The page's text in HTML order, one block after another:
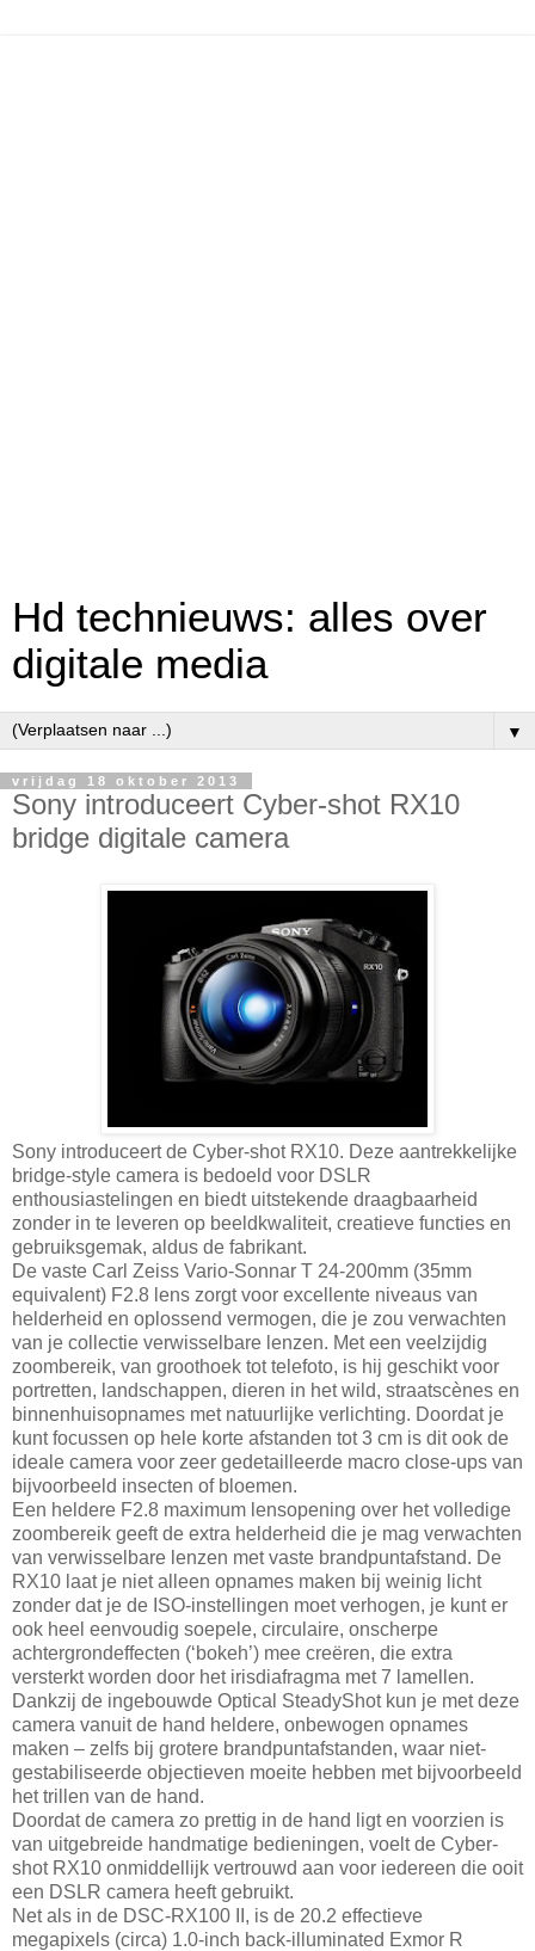
Hd technieuws: alles over
digitale media
▼
vrijdag 18 oktober 2013
Sony introduceert Cyber-shot RX10
bridge digitale camera
Sony introduceert de Cyber-shot RX10. Deze aantrekkelijke
bridge-style camera is bedoeld voor DSLR
enthousiastelingen en biedt uitstekende draagbaarheid
zonder in te leveren op beeldkwaliteit, creatieve functies en
gebruiksgemak, aldus de fabrikant.
De vaste Carl Zeiss Vario-Sonnar T 24-200mm (35mm
equivalent) F2.8 lens zorgt voor excellente niveaus van
helderheid en oplossend vermogen, die je zou verwachten
van je collectie verwisselbare lenzen. Met een veelzijdig
zoombereik, van groothoek tot telefoto, is hij geschikt voor
portretten, landschappen, dieren in het wild, straatscènes en
binnenhuisopnames met natuurlijke verlichting. Doordat je
kunt focussen op hele korte afstanden tot 3 cm is dit ook de
ideale camera voor zeer gedetailleerde macro close-ups van
bijvoorbeeld insecten of bloemen.
Een heldere F2.8 maximum lensopening over het volledige
zoombereik geeft de extra helderheid die je mag verwachten
van verwisselbare lenzen met vaste brandpuntafstand. De
RX10 laat je niet alleen opnames maken bij weinig licht
zonder dat je de ISO-instellingen moet verhogen, je kunt er
ook heel eenvoudig soepele, circulaire, onscherpe
achtergrondeffecten (‘bokeh’) mee creëren, die extra
versterkt worden door het irisdiafragma met 7 lamellen.
Dankzij de ingebouwde Optical SteadyShot kun je met deze
camera vanuit de hand heldere, onbewogen opnames
maken – zelfs bij grotere brandpuntafstanden, waar niet-
gestabiliseerde objectieven moeite hebben met bijvoorbeeld
het trillen van de hand.
Doordat de camera zo prettig in de hand ligt en voorzien is
van uitgebreide handmatige bedieningen, voelt de Cyber-
shot RX10 onmiddellijk vertrouwd aan voor iedereen die ooit
een DSLR camera heeft gebruikt.
Net als in de DSC-RX100 II, is de 20.2 effectieve
megapixels (circa) 1.0-inch back-illuminated Exmor R